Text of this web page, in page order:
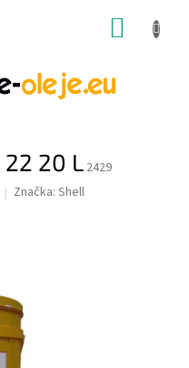
22 20 L 2429
Značka: Shell